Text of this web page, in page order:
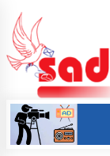
content
News For